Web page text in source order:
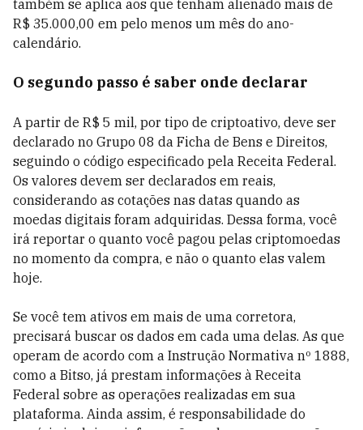
também se aplica aos que tenham alienado mais de
R$ 35.000,00 em pelo menos um mês do ano-
calendário.
O segundo passo é saber onde declarar
A partir de R$ 5 mil, por tipo de criptoativo, deve ser
declarado no Grupo 08 da Ficha de Bens e Direitos,
seguindo o código especificado pela Receita Federal.
Os valores devem ser declarados em reais,
considerando as cotações nas datas quando as
moedas digitais foram adquiridas. Dessa forma, você
irá reportar o quanto você pagou pelas criptomoedas
no momento da compra, e não o quanto elas valem
hoje.
Se você tem ativos em mais de uma corretora,
precisará buscar os dados em cada uma delas. As que
operam de acordo com a Instrução Normativa nº 1888,
como a Bitso, já prestam informações à Receita
Federal sobre as operações realizadas em sua
plataforma. Ainda assim, é responsabilidade do